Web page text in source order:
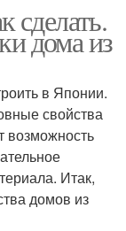
сделать.
дома из
в Японии.
свойства
возможность
Итак,
домов из